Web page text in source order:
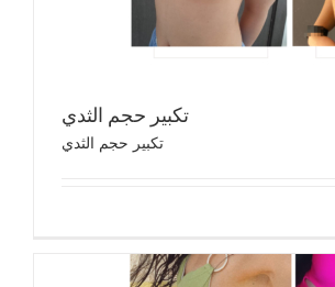
تكبير حجم الثدي
تكبير حجم الثدي